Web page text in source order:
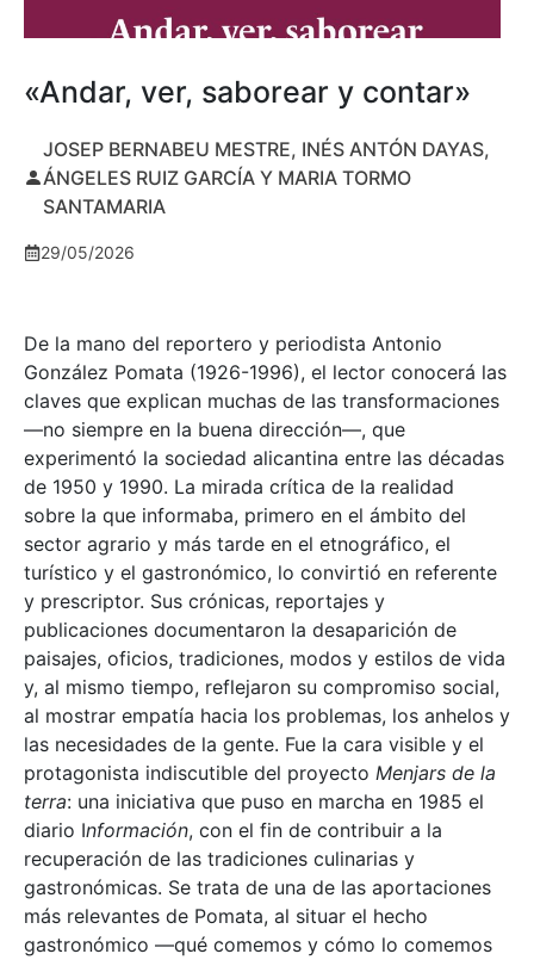
«Andar, ver, saborear y contar»
JOSEP BERNABEU MESTRE, INÉS ANTÓN DAYAS,
ÁNGELES RUIZ GARCÍA Y MARIA TORMO
SANTAMARIA
29/05/2026
De la mano del reportero y periodista Antonio
González Pomata (1926-1996), el lector conocerá las
claves que explican muchas de las transformaciones
—no siempre en la buena dirección—, que
experimentó la sociedad alicantina entre las décadas
de 1950 y 1990. La mirada crítica de la realidad
sobre la que informaba, primero en el ámbito del
sector agrario y más tarde en el etnográfico, el
turístico y el gastronómico, lo convirtió en referente
y prescriptor. Sus crónicas, reportajes y
publicaciones documentaron la desaparición de
paisajes, oficios, tradiciones, modos y estilos de vida
y, al mismo tiempo, reflejaron su compromiso social,
al mostrar empatía hacia los problemas, los anhelos y
las necesidades de la gente. Fue la cara visible y el
protagonista indiscutible del proyecto Menjars de la
terra: una iniciativa que puso en marcha en 1985 el
diario Información, con el fin de contribuir a la
recuperación de las tradiciones culinarias y
gastronómicas. Se trata de una de las aportaciones
más relevantes de Pomata, al situar el hecho
gastronómico —qué comemos y cómo lo comemos